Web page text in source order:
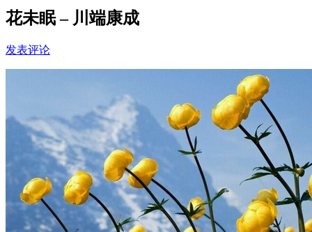
花未眠 – 川端康成
发表评论